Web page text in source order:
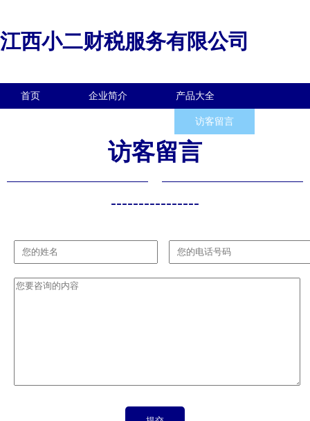
江西小二财税服务有限公司
首页 企业简介 产品大全
访客留言
访客留言
----------------